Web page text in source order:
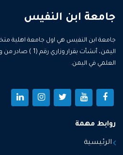
جامعة ابن النفيس
جامعة ابن النفيس هي اول جامعة اهلية
اليمن، أنشأت بقرار
العلمي في اليمن.
روابط مهمة
الرئيسية